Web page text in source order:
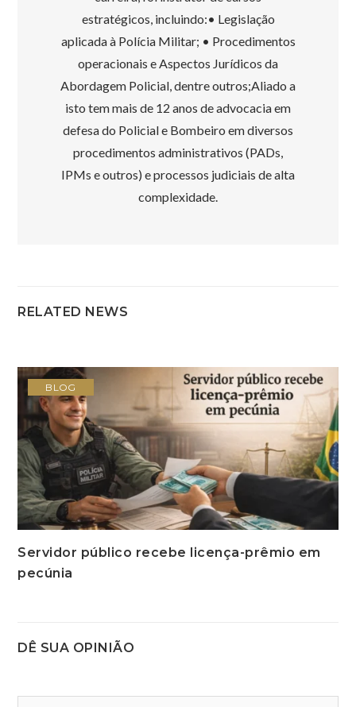
estratégicos, incluindo:• Legislação
aplicada à Polícia Militar; • Procedimentos
operacionais e Aspectos Jurídicos da
Abordagem Policial, dentre outros;Aliado a
isto tem mais de 12 anos de advocacia em
defesa do Policial e Bombeiro em diversos
procedimentos administrativos (PADs,
IPMs e outros) e processos judiciais de alta
complexidade.
RELATED NEWS
BLOG
Servidor público recebe licença-prêmio em
pecúnia
DÊ SUA OPINIÃO